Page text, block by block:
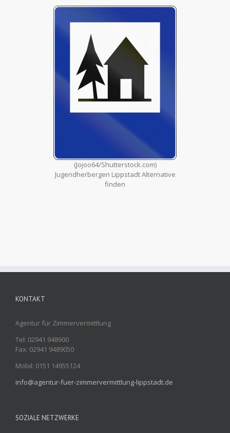
(Jojoo64/Shutterstock.com)
Jugendherbergen Lippstadt Alternative
finden
KONTAKT
Agentur für Zimmervermittlung
Tel: 02941 948900
Fax: 02941 9489050
Mobil: 0151 14955124
info@agentur-fuer-zimmervermittlung-lippstadt.de
SOZIALE NETZWERKE